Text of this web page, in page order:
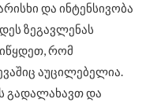
და ინტენსივობა
ზეგავლენას
რომ
აუცილებელია.
გადალახავთ და